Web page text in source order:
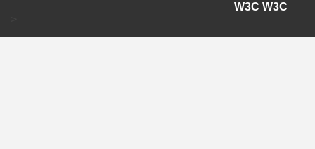
W3C W3C